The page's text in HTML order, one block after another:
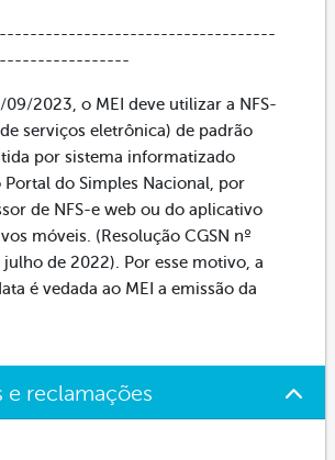
09/2023, o MEI deve utilizar a NFS-
serviços eletrônica) de padrão
por sistema informatizado
do Simples Nacional, por
de NFS-e web ou do aplicativo
móveis. (Resolução CGSN nº
julho de 2022). Por esse motivo, a
é vedada ao MEI a emissão da
e reclamações